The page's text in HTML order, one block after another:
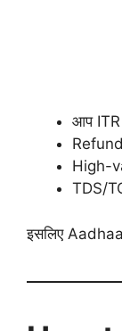
आप
Refund
High-
TDS/
इसलिए